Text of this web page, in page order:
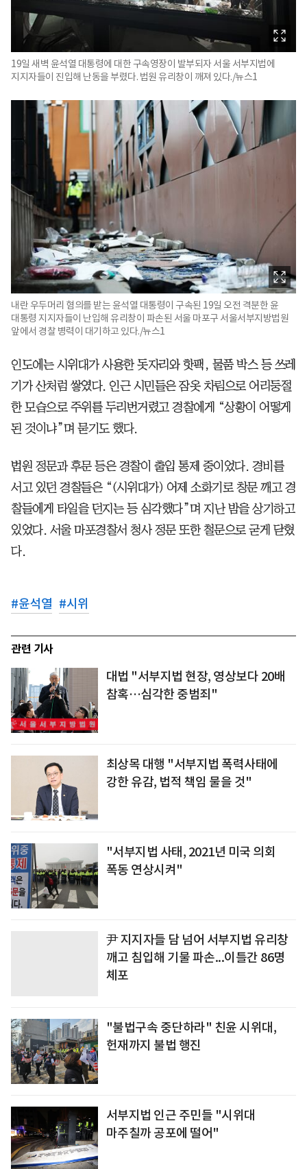
19일 새벽 윤석열 대통령에 대한 구속영장이 발부되자 서울 서부지법에
지지자들이 진입해 난동을 부렸다. 법원 유리창이 깨져 있다./뉴스1
내란 우두머리 혐의를 받는 윤석열 대통령이 구속된 19일 오전 격분한 윤
대통령 지지자들이 난입해 유리창이 파손된 서울 마포구 서울서부지방법원
앞에서 경찰 병력이 대기하고 있다./뉴스1
인도에는 시위대가 사용한 돗자리와 핫팩, 물품 박스 등 쓰레
기가 산처럼 쌓였다. 인근 시민들은 잠옷 차림으로 어리둥절
한 모습으로 주위를 두리번거렸고 경찰에게 “상황이 어떻게
된 것이냐”며 묻기도 했다.
법원 정문과 후문 등은 경찰이 출입 통제 중이었다. 경비를
서고 있던 경찰들은 “(시위대가) 어제 소화기로 창문 깨고 경
찰들에게 타일을 던지는 등 심각했다”며 지난 밤을 상기하고
있었다. 서울 마포경찰서 청사 정문 또한 철문으로 굳게 닫혔
다.
#윤석열 #시위
관련 기사
대법 "서부지법 현장, 영상보다 20배
참혹…심각한 중범죄"
최상목 대행 "서부지법 폭력사태에
강한 유감, 법적 책임 물을 것"
"서부지법 사태, 2021년 미국 의회
폭동 연상시켜"
尹 지지자들 담 넘어 서부지법 유리창
깨고 침입해 기물 파손...이틀간 86명
체포
"불법구속 중단하라" 친윤 시위대,
헌재까지 불법 행진
서부지법 인근 주민들 "시위대
마주칠까 공포에 떨어"